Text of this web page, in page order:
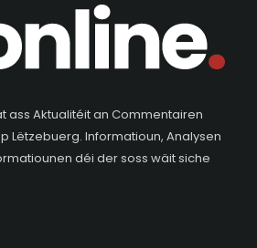
ass Aktualitéit an Commentairen
Lëtzebuerg. Informatioun, Analysen
déi der soss wäit siche